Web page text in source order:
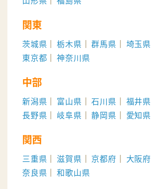
関東
茨城県 栃木県 群馬県 埼玉県
東京都
神奈川県
中部
新潟県 富山県 石川県 福井県
長野県
岐阜県 静岡県 愛知県
関西
三重県 滋賀県 京都府 大阪府
奈良県
和歌山県